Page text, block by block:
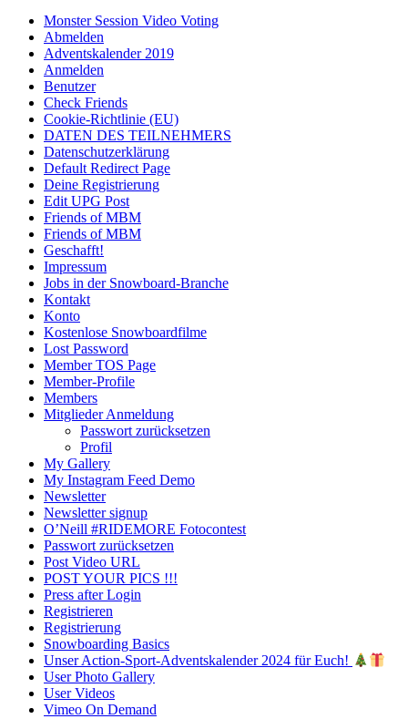
Monster Session Video Voting
Abmelden
Adventskalender 2019
Anmelden
Benutzer
Check Friends
Cookie-Richtlinie (EU)
DATEN DES TEILNEHMERS
Datenschutzerklärung
Default Redirect Page
Deine Registrierung
Edit UPG Post
Friends of MBM
Friends of MBM
Geschafft!
Impressum
Jobs in der Snowboard-Branche
Kontakt
Konto
Kostenlose Snowboardfilme
Lost Password
Member TOS Page
Member-Profile
Members
Mitglieder Anmeldung
Passwort zurücksetzen
Profil
My Gallery
My Instagram Feed Demo
Newsletter
Newsletter signup
O’Neill #RIDEMORE Fotocontest
Passwort zurücksetzen
Post Video URL
POST YOUR PICS !!!
Press after Login
Registrieren
Registrierung
Snowboarding Basics
Unser Action-Sport-Adventskalender 2024 für Euch!
User Photo Gallery
User Videos
Vimeo On Demand